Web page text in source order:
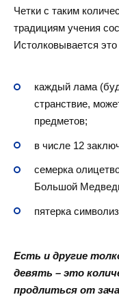
Четки с таким
традициям учения
Истолковывается
каждый лама
странствие,
предметов;
в числе 12
семерка
Большой
пятерка
Есть и другие
девять – это
продлиться от